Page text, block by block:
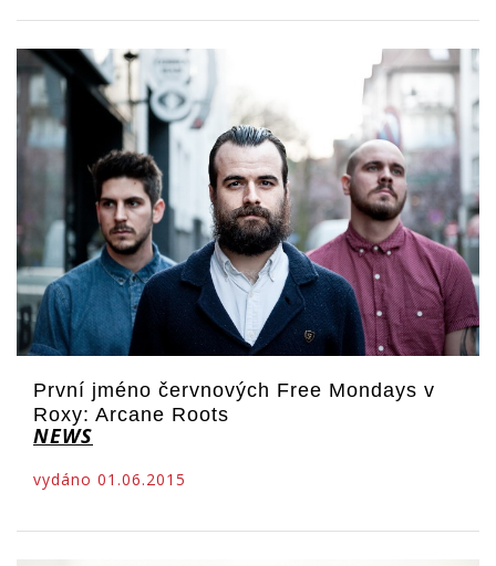
První jméno červnových Free Mondays v
Roxy: Arcane Roots
NEWS
vydáno 01.06.2015